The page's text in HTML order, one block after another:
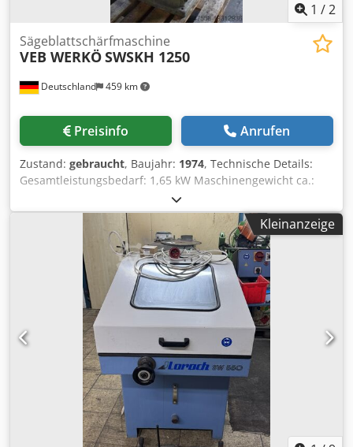
1 /2
Deutschland 459 km
Sägeblattschärfmaschine
VEB WERKÖSWSKH 1250
Preisinfo Anrufen
Zustand: gebraucht, Baujahr: 1974, Technische Details:
Gesamtleistungsbedarf: 1,65 kW Maschinengewicht ca.:
620 kg Dodpfxswqplks Abmsck
SÄGEBLATTSCHÄRFMASCHINE Maschine nicht komplett -
Schleifspindelmotor fehlt! Verkauf zum Abgabepreis (u.a.
als Ersatzteilspender) *
Kleinanzeige